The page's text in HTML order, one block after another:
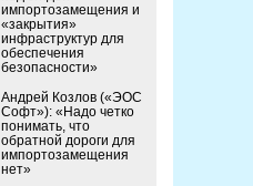
импортозамещения и
«закрытия»
инфраструктур для
обеспечения
безопасности»
Андрей Козлов («ЭОС
Софт»): «Надо четко
понимать, что
обратной дороги для
импортозамещения
нет»